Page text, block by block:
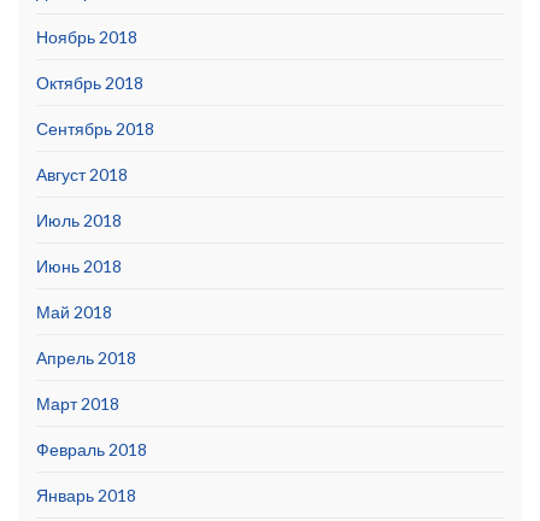
Ноябрь 2018
Октябрь 2018
Сентябрь 2018
Август 2018
Июль 2018
Июнь 2018
Май 2018
Апрель 2018
Март 2018
Февраль 2018
Январь 2018